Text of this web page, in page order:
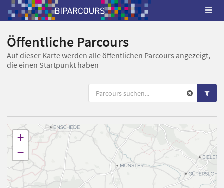
Öffentliche Parcours
Auf dieser Karte werden alle öffentlichen Parcours angezeigt,
die einen Startpunkt haben
+
−